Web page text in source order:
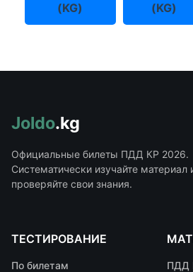
(KG)
(KG)
Joldo.kg
Официальные билеты ПДД КР 2026.
Систематически изучайте материал
проверяйте свои знания.
ТЕСТИРОВАНИЕ
По билетам
ПДД